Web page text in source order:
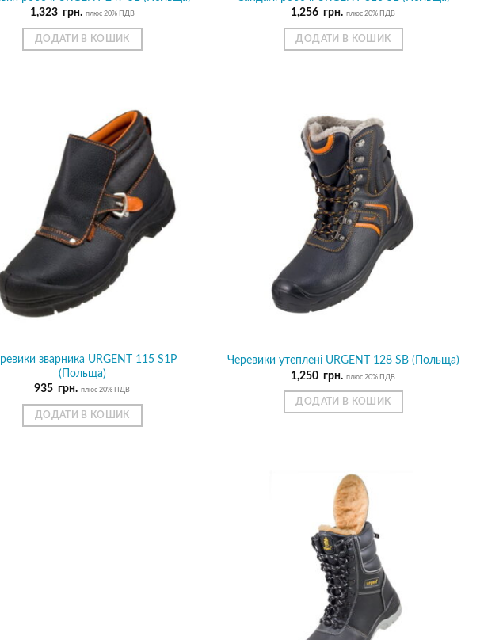
1,323 грн. плюс 20% ПДВ
ДОДАТИ В КОШИК
1,256 грн. плюс 20% ПДВ
ДОДАТИ В КОШИК
зварника URGENT 115 Ѕ1Р
(Польща)
935 грн. плюс 20% ПДВ
ДОДАТИ В КОШИК
Черевики утеплені URGENT 128 SB (Польща)
1,250 грн. плюс 20% ПДВ
ДОДАТИ В КОШИК